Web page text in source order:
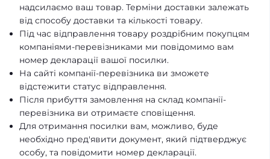
надсилаємо ваш товар. Терміни доставки залежать
від способу доставки та кількості товару.
Під час відправлення товару роздрібним покупцям
компаніями-перевізниками ми повідомимо вам
номер декларації вашої посилки.
На сайті компанії-перевізника ви зможете
відстежити статус відправлення.
Після прибуття замовлення на склад компанії-
перевізника ви отримаєте сповіщення.
Для отримання посилки вам, можливо, буде
необхідно пред'явити документ, який підтверджує
особу, та повідомити номер декларації.